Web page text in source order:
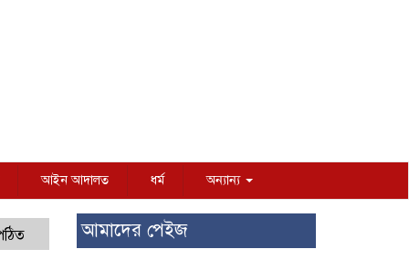
আইন আদালত ধর্ম অন্যান্য
আমাদের পেইজ